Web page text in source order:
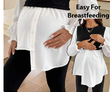
SHEIN Maternity
-30% SHEIN Set de 2 piezas de camiseta de manga corta con estampado de rayas y pantalones cortos para embarazadas, ideal para uso casual, de viaje y lactancia
10.843